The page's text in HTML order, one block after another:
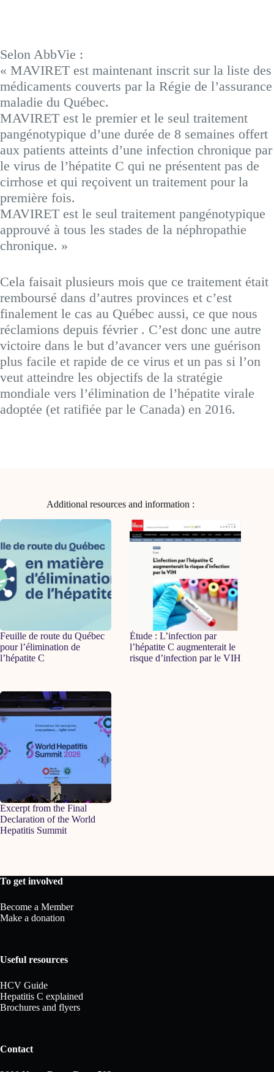
Selon AbbVie :
« MAVIRET est maintenant inscrit sur la liste des
médicaments couverts par la Régie de l’assurance
maladie du Québec.
MAVIRET est le premier et le seul traitement
pangénotypique d’une durée de 8 semaines offert
aux patients atteints d’une infection chronique par
le virus de l’hépatite C qui ne présentent pas de
cirrhose et qui reçoivent un traitement pour la
première fois.
MAVIRET est le seul traitement pangénotypique
approuvé à tous les stades de la néphropathie
chronique. »
Cela faisait plusieurs mois que ce traitement était
remboursé dans d’autres provinces et c’est
finalement le cas au Québec aussi, ce que nous
réclamions depuis février . C’est donc une autre
victoire dans le but d’avancer vers une guérison
plus facile et rapide de ce virus et un pas si l’on
veut atteindre les objectifs de la stratégie
mondiale vers l’élimination de l’hépatite virale
adoptée (et ratifiée par le Canada) en 2016.
Additional resources and information :
Feuille de route du Québec
pour l’élimination de
l’hépatite C
Étude : L’infection par
l’hépatite C augmenterait le
risque d’infection par le VIH
Excerpt from the Final
Declaration of the World
Hepatitis Summit
To get involved
Become a Member
Make a donation
Useful resources
HCV Guide
Hepatitis C explained
Brochures and flyers
Contact